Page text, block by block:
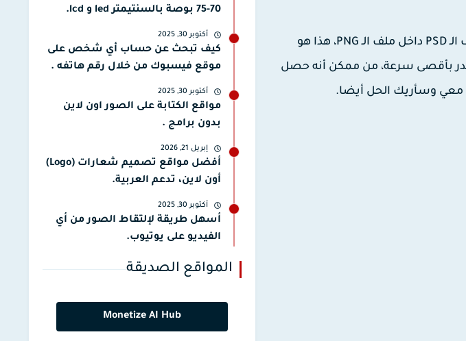
يقع مصمم الجرافيك بالعديد من الأخطاء، من بين الأخطاء التي يقع فيها هي حفظ ملف الـ PSD داخل ملف الـ PNG، هذا هو
بأقصى سرعة، من ممكن أنه حصل
معي وسأريك الحل أيضا.
70-75 بوصة بالسنتيمتر led و lcd.
أكتوبر 30, 2025
كيف تبحث عن حساب أي شخص على
موقع فيسبوك من خلال رقم هاتفه .
أكتوبر 30, 2025
مواقع الكتابة على الصور اون لاين
بدون برامج .
إبريل 21, 2026
أفضل مواقع تصميم شعارات (Logo)
أون لاين، تدعم العربية.
أكتوبر 30, 2025
أسهل طريقة لإلتقاط الصور من أي
الفيديو على يوتيوب.
المواقع الصديقة
Monetize AI Hub